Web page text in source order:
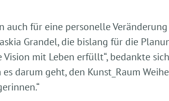
für eine personelle Veränderung
Grandel, die bislang für die
mit Leben erfüllt“, bedankte sich
darum geht, den Kunst_Raum